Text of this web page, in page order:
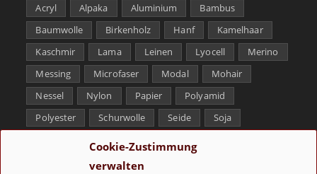
Cookie-Zustimmung
verwalten
Acryl Alpaka Aluminium
Bambus
Baumwolle
Birkenholz Hanf
Kamelhaar
Kaschmir
Lama Leinen Lyocell
Merino
Messing
Microfaser Modal
Mohair
Nessel
Nylon Papier
Polyamid
Polyester
Schurwolle Seide
Soja
Tencel
Yak